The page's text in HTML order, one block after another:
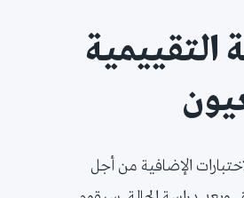
التقييمية
الإضافية من أجل